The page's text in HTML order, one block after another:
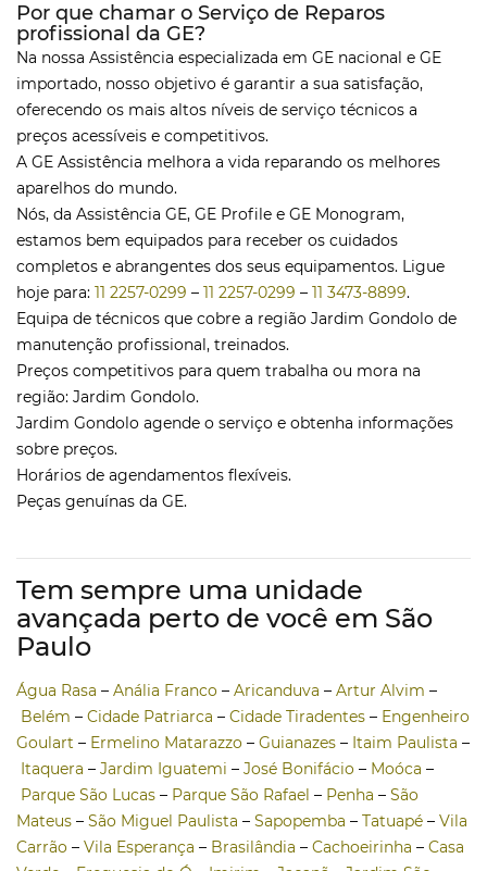
Por que chamar o Serviço de Reparos
profissional da GE?
Na nossa Assistência especializada em GE nacional e GE
importado, nosso objetivo é garantir a sua satisfação,
oferecendo os mais altos níveis de serviço técnicos a
preços acessíveis e competitivos.
A GE Assistência melhora a vida reparando os melhores
aparelhos do mundo.
Nós, da Assistência GE, GE Profile e GE Monogram,
estamos bem equipados para receber os cuidados
completos e abrangentes dos seus equipamentos. Ligue
hoje para: 11 2257-0299 – 11 2257-0299 – 11 3473-8899.
Equipa de técnicos que cobre a região Jardim Gondolo de
manutenção profissional, treinados.
Preços competitivos para quem trabalha ou mora na
região: Jardim Gondolo.
Jardim Gondolo agende o serviço e obtenha informações
sobre preços.
Horários de agendamentos flexíveis.
Peças genuínas da GE.
Tem sempre uma unidade
avançada perto de você em São
Paulo
Água Rasa – Anália Franco – Aricanduva – Artur Alvim –
Belém – Cidade Patriarca – Cidade Tiradentes – Engenheiro
Goulart – Ermelino Matarazzo – Guianazes – Itaim Paulista –
Itaquera – Jardim Iguatemi – José Bonifácio – Moóca –
Parque São Lucas – Parque São Rafael – Penha – São
Mateus – São Miguel Paulista – Sapopemba – Tatuapé – Vila
Carrão – Vila Esperança – Brasilândia – Cachoeirinha – Casa